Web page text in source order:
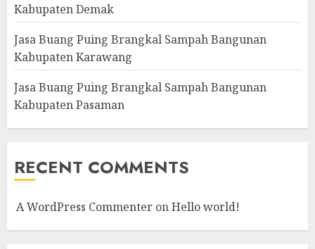
Kabupaten Demak
Jasa Buang Puing Brangkal Sampah Bangunan
Kabupaten Karawang
Jasa Buang Puing Brangkal Sampah Bangunan
Kabupaten Pasaman
RECENT COMMENTS
A WordPress Commenter onHello world!